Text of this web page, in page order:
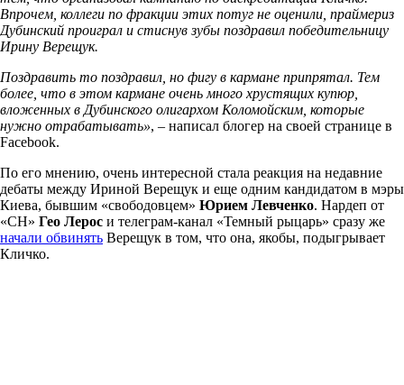
Впрочем, коллеги по фракции этих потуг не оценили, праймериз
Дубинский проиграл и стиснув зубы поздравил победительницу
Ирину Верещук.
Поздравить то поздравил, но фигу в кармане припрятал. Тем
более, что в этом кармане очень много хрустящих купюр,
вложенных в Дубинского олигархом Коломойским, которые
нужно отрабатывать», – написал блогер на своей странице в
Facebook.
По его мнению, очень интересной стала реакция на недавние
дебаты между Ириной Верещук и еще одним кандидатом в мэры
Киева, бывшим «свободовцем» Юрием Левченко. Нардеп от
«СН» Гео Лерос и телеграм-канал «Темный рыцарь» сразу же
начали обвинять Верещук в том, что она, якобы, подыгрывает
Кличко.